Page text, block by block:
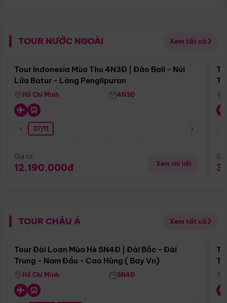
TOUR NƯỚC NGOÀI Xem tất cả
Điểm nổi bật
Tour Indonesia Mùa Thu 4N3Đ | Đảo Bali - Núi
Lửa Batur - Làng Penglipuran
Hồ Chí Minh 4N3Đ
07/11
Giá từ:
12.190.000đ Xem chi tiết
TOUR CHÂU Á Xem tất cả
Điểm nổi bật
Tour Đài Loan Mùa Hè 5N4Đ | Đài Bắc - Đài
Trung - Nam Đầu - Cao Hùng ( Bay Vn)
Hồ Chí Minh 5N4Đ